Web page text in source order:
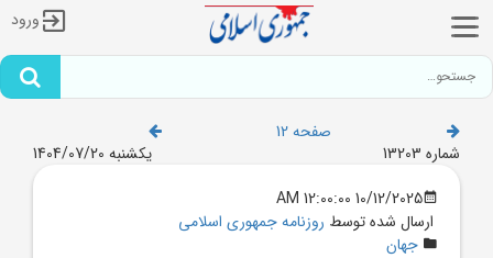
ورود
صفحه 12
شماره 13203
یکشنبه 1404/07/20
10/12/2025 12:00:00 AM
ارسال شده توسط روزنامه جمهوری اسلامی
جهان